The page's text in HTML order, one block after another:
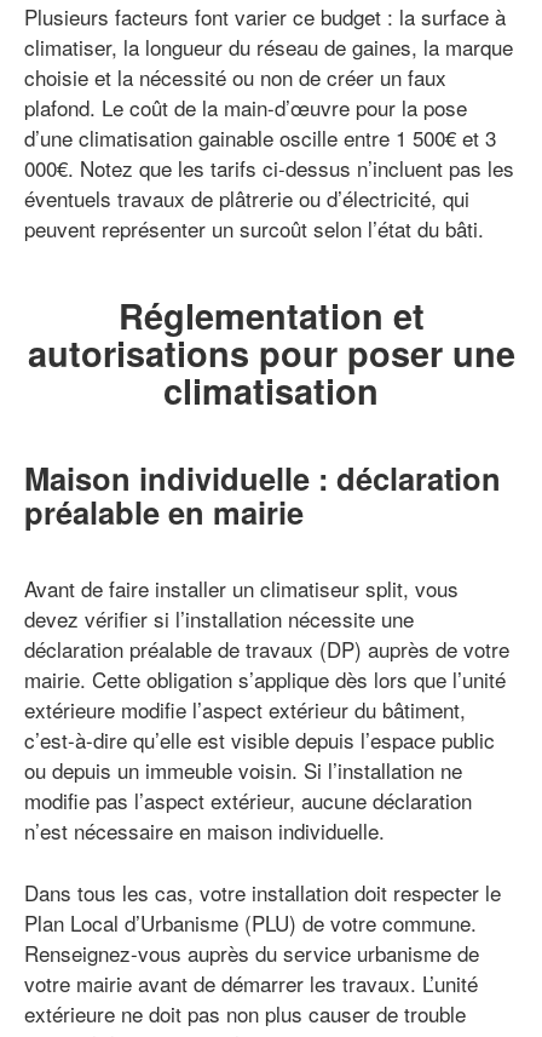
Plusieurs facteurs font varier ce budget : la surface à
climatiser, la longueur du réseau de gaines, la marque
choisie et la nécessité ou non de créer un faux
plafond. Le coût de la main-d’œuvre pour la pose
d’une climatisation gainable oscille entre 1 500€ et 3
000€. Notez que les tarifs ci-dessus n’incluent pas les
éventuels travaux de plâtrerie ou d’électricité, qui
peuvent représenter un surcoût selon l’état du bâti.
Réglementation et
autorisations pour poser une
climatisation
Maison individuelle : déclaration
préalable en mairie
Avant de faire installer un climatiseur split, vous
devez vérifier si l’installation nécessite une
déclaration préalable de travaux (DP) auprès de votre
mairie. Cette obligation s’applique dès lors que l’unité
extérieure modifie l’aspect extérieur du bâtiment,
c’est-à-dire qu’elle est visible depuis l’espace public
ou depuis un immeuble voisin. Si l’installation ne
modifie pas l’aspect extérieur, aucune déclaration
n’est nécessaire en maison individuelle.
Dans tous les cas, votre installation doit respecter le
Plan Local d’Urbanisme (PLU) de votre commune.
Renseignez-vous auprès du service urbanisme de
votre mairie avant de démarrer les travaux. L’unité
extérieure ne doit pas non plus causer de trouble